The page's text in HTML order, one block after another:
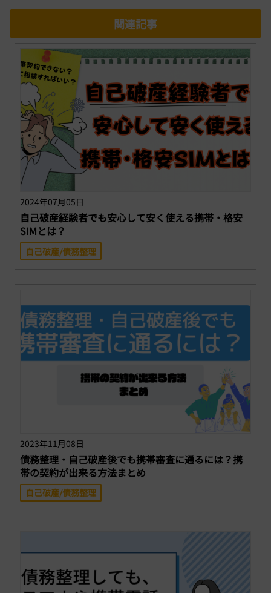
関連記事
2024年07月05日
自己破産経験者でも安心して安く使える携帯・格安
SIMとは？
自己破産/債務整理
2023年11月08日
債務整理・自己破産後でも携帯審査に通るには？携
帯の契約が出来る方法まとめ
自己破産/債務整理